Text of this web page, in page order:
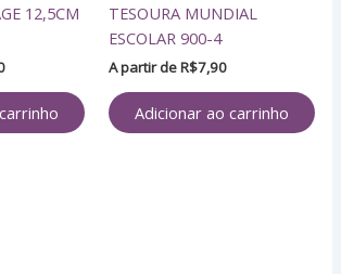
12,5CM
TESOURA MUNDIAL
ESCOLAR 900-4
A partir deR$7,90
Adicionar ao carrinho